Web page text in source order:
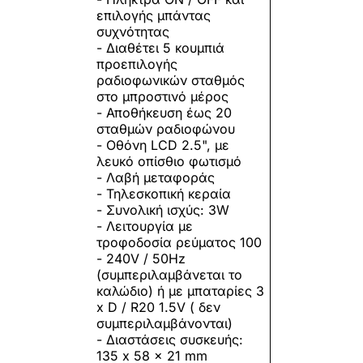
επιλογής μπάντας
συχνότητας
- Διαθέτει 5 κουμπιά
προεπιλογής
ραδιοφωνικών σταθμός
στο μπροστινό μέρος
- Αποθήκευση έως 20
σταθμών ραδιοφώνου
- Οθόνη LCD 2.5", με
λευκό οπίσθιο φωτισμό
- Λαβή μεταφοράς
- Τηλεσκοπική κεραία
- Συνολική ισχύς: 3W
- Λειτουργία με
τροφοδοσία ρεύματος 100
- 240V / 50Ηz
(συμπεριλαμβάνεται το
καλώδιο) ή με μπαταρίες 3
x D / R20 1.5V ( δεν
συμπεριλαμβάνονται)
- Διαστάσεις συσκευής:
135 x 58 x 21 mm